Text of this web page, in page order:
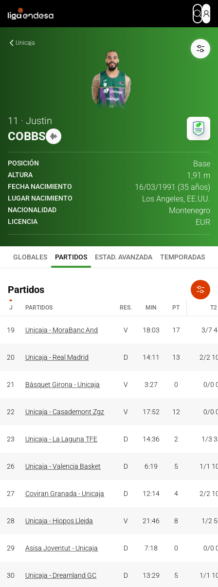
Unicaja
11 · Justin
COBBS
POSICIÓN Base
ALTURA 1,91 m
FECHA NACIMIENTO 16/03/1991 (35 años)
LUGAR NACIMIENTO Los Angeles, EE.UU.
NACIONALIDAD Montenegro
LICENCIA EUR
GLOBALES PARTIDOS ESTAD. AVANZADA TEMPORADAS
Partidos
J PARTIDOS RES. MIN PT T2
19 Unicaja - MoraBanc And V 18:03 17 3/7
20 Unicaja - Real Madrid D 14:11 13 2/2
21 Bàsquet Girona - Unicaja V 3:27 0 0/0
22 Unicaja - Casademont Zgz V 17:52 12 0/0
23 Unicaja - La Laguna TFE D 14:36 2 1/3
26 Unicaja - Valencia Basket D 6:19 5 1/1
27 Coviran Granada - Unicaja D 12:14 4 2/2
28 Unicaja - Hiopos Lleida V 21:46 8 1/2
29 Asisa Joventut - Unicaja D 7:18 0 0/0
30 Unicaja - Dreamland GC D 13:29 5 1/1